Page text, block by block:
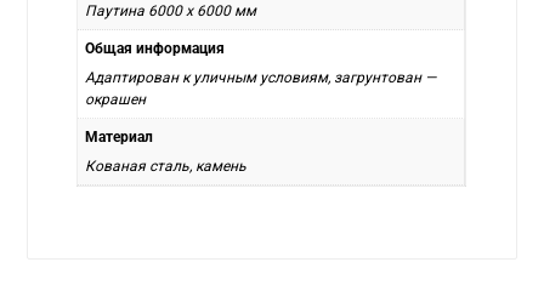
Паутина 6000 х 6000 мм
Общая информация
Адаптирован к уличным условиям, загрунтован —
окрашен
Материал
Кованая сталь, камень